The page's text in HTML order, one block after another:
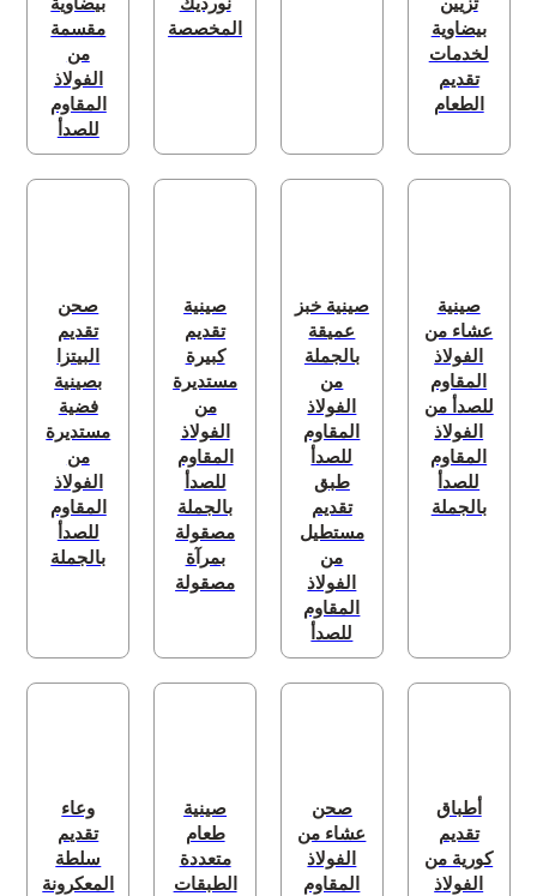
بيضاوية
لخدمات
تقديم
الطعام
المخصصة
مقسمة
من
الفولاذ
المقاوم
للصدأ
صينية
عشاء من
الفولاذ
المقاوم
للصدأ من
الفولاذ
المقاوم
للصدأ
بالجملة
صينية خبز
عميقة
بالجملة
من
الفولاذ
المقاوم
للصدأ
طبق
تقديم
مستطيل
من
الفولاذ
المقاوم
للصدأ
صينية
تقديم
كبيرة
مستديرة
من
الفولاذ
المقاوم
للصدأ
بالجملة
مصقولة
بمرآة
مصقولة
صحن
تقديم
البيتزا
بصينية
فضية
مستديرة
من
الفولاذ
المقاوم
للصدأ
بالجملة
أطباق
تقديم
كورية من
الفولاذ
صحن
عشاء من
الفولاذ
المقاوم
صينية
طعام
متعددة
الطبقات
وعاء
تقديم
سلطة
المعكرونة